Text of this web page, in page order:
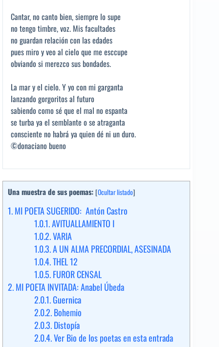
Cantar, no canto bien, siempre lo supe
no tengo timbre, voz. Mis facultades
no guardan relación con las edades
pues miro y veo al cielo que me esccupe
obviando si merezco sus bondades.
La mar y el cielo. Y yo con mi garganta
lanzando gorgoritos al futuro
sabiendo como sé que el mal no espanta
se turba ya el semblante o se atraganta
consciente no habrá ya quien dé ni un duro.
©donaciano bueno
Una muestra de sus poemas: [Ocultar listado]
1.MI POETA SUGERIDO: Antón Castro
1.0.1.AVITUALLAMIENTO I
1.0.2.VARIA
1.0.3.A UN ALMA PRECORDIAL, ASESINADA
1.0.4.THEL 12
1.0.5.FUROR CENSAL
2.MI POETA INVITADA: Anabel Úbeda
2.0.1.Guernica
2.0.2.Bohemio
2.0.3.Distopía
2.0.4.Ver Bio de los poetas en esta entrada